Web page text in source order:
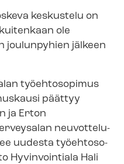
keskustelu on
ole
joulunpyhien jälkeen
työehtosopimus
päättyy
ja Erton
neu­vot­te­lu­
uudesta työ­eh­to­so­
Hyvinvointiala Hali